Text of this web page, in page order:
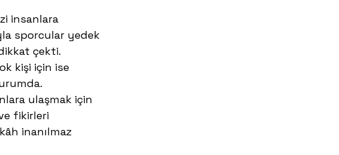
insanlara
sporcular yedek
çekti.
kişi için ise
ulaşmak için
fikirleri
inanılmaz